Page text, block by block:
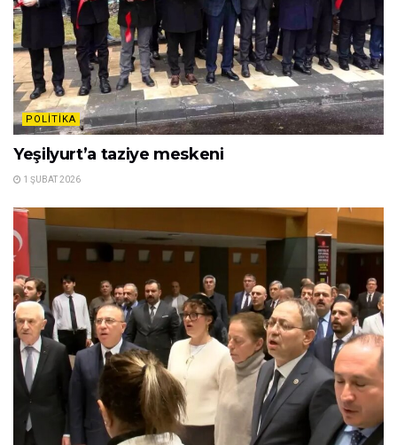
POLITIKA
Yeşilyurt’a taziye meskeni
1 ŞUBAT 2026